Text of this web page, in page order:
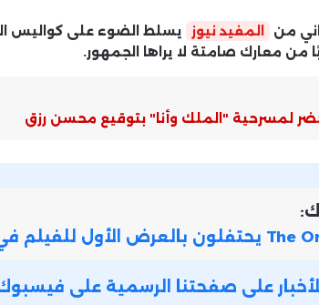
من المفيد نيوز
يسلط الضوء على كواليس
من معارك صامتة لا يراها الجمهور.
تحضر لمسرحية "الملك وأنا" بتوقيع محسن رزق
الأخبار على صفحتنا الرسمية على